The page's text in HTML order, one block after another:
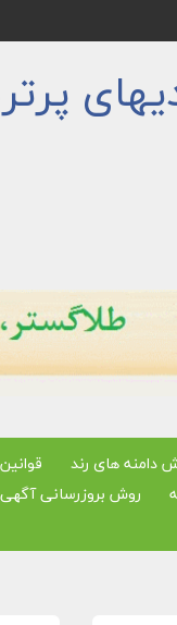
دامنه های رند
روش بروزرسانی آگهی